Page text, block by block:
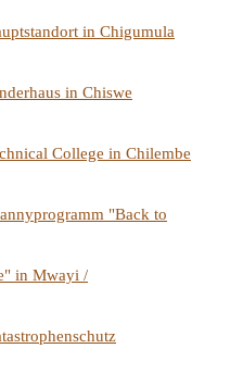
in Chigumula
in Chiswe
College in Chilembe
"Back to
in Mwayi /